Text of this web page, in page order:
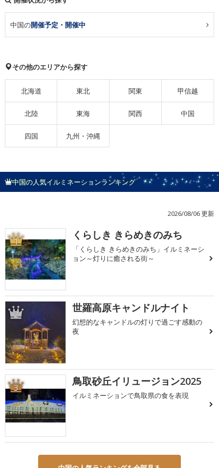
中国の開催予定・開催中
その他のエリアから探す
北海道 東北 関東 甲信越
北陸 東海 関西 中国
四国 九州・沖縄
中国の人気イルミネーションランキング
2026/08/06 更新
1 くらしき きらめきのみち
「くらしき きらめきのみち」イルミネーシ
ョン～灯りに癒される街～
2 世羅高原キャンドルナイト
幻想的なキャンドルの灯りで過ごす感動の
夜
3 鳥取砂丘イリュージョン2025
イルミネーションで鳥取県の食を表現